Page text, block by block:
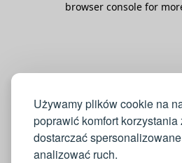
Używamy plików cookie na
poprawić komfort korzystania
dostarczać
analizować ruch.
browser console for